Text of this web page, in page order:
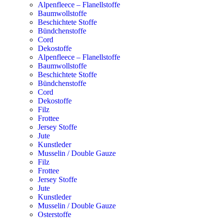
Alpenfleece – Flanellstoffe
Baumwollstoffe
Beschichtete Stoffe
Bündchenstoffe
Cord
Dekostoffe
Alpenfleece – Flanellstoffe
Baumwollstoffe
Beschichtete Stoffe
Bündchenstoffe
Cord
Dekostoffe
Filz
Frottee
Jersey Stoffe
Jute
Kunstleder
Musselin / Double Gauze
Filz
Frottee
Jersey Stoffe
Jute
Kunstleder
Musselin / Double Gauze
Osterstoffe